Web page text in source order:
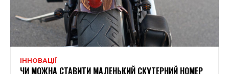
ІННОВАЦІЇ
ЧИ МОЖНА СТАВИТИ МАЛЕНЬКИЙ СКУТЕРНИЙ НОМЕР